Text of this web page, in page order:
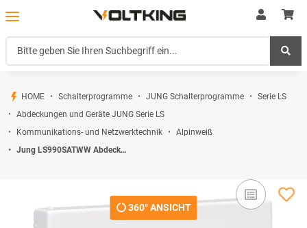
HOME Schalterprogramme JUNG Schalterprogramme
Serie LS
Abdeckungen und Geräte JUNG Serie LS
Kommunikations- und Netzwerktechnik
Alpinweiß
Jung LS990SATWW Abdeckung f. SAT-TV-Steckdose Alpinweiß Serie LS
360° ANSICHT